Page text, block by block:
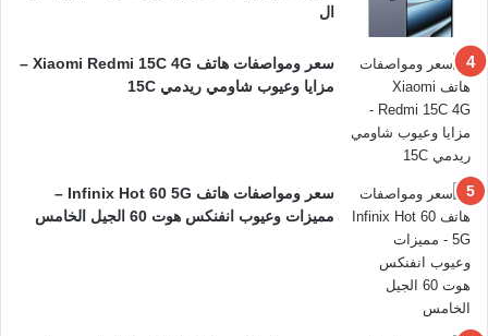
ال
سعر ومواصفات هاتف Xiaomi Redmi 15C 4G –
مزايا وعيوب شاومي ريدمي 15C
سعر ومواصفات هاتف Infinix Hot 60 5G –
مميزات وعيوب انفنكس هوت 60 الجيل الخامس